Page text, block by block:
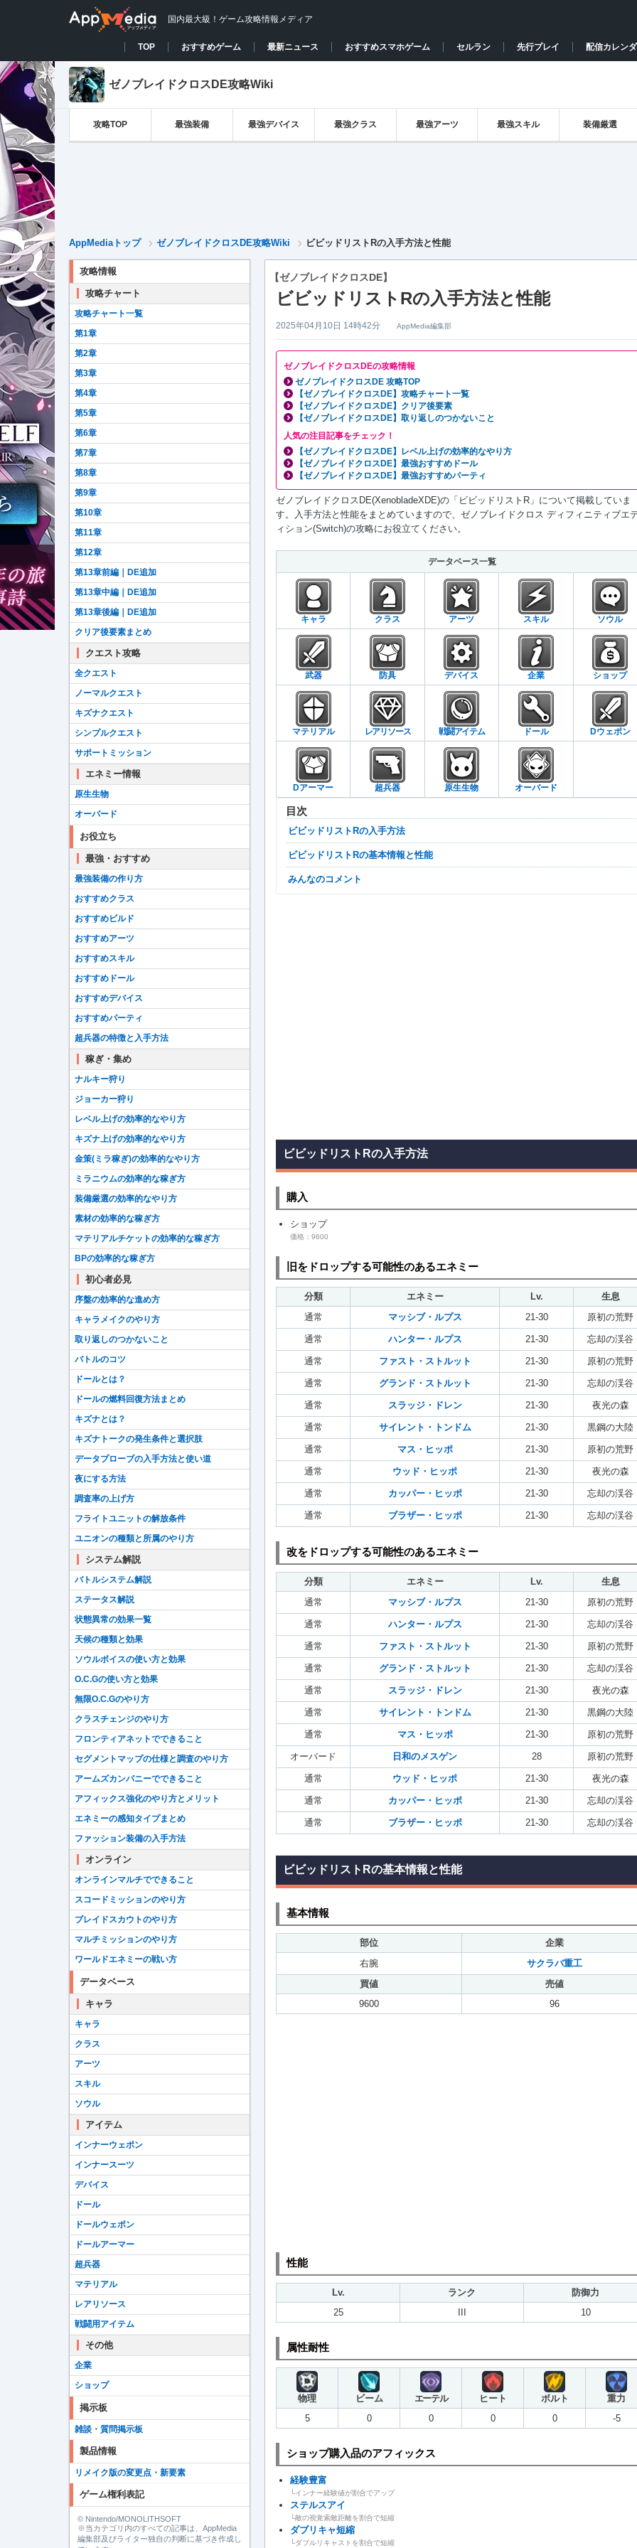
国内最大級！ゲーム攻略情報メディア
TOP おすすめゲーム 最新ニュース おすすめスマホゲーム セルラン 先行プレイ 配信カレン
ゼノブレイドクロスDE攻略Wiki
攻略TOP 最強装備 最強デバイス 最強クラス 最強アーツ 最強スキル 装備厳選
AppMediaトップ ゼノブレイドクロスDE攻略Wiki ビビッドリストRの入手方法と性能
【ゼノブレイドクロスDE】
ビビッドリストRの入手方法と性能
2025年04月10日 14時42分 AppMedia編集部
ゼノブレイドクロスDEの攻略情報
ゼノブレイドクロスDE 攻略TOP
【ゼノブレイドクロスDE】攻略チャート一覧
【ゼノブレイドクロスDE】クリア後要素
【ゼノブレイドクロスDE】取り返しのつかないこと
人気の注目記事をチェック！
【ゼノブレイドクロスDE】レベル上げの効率的なやり方
【ゼノブレイドクロスDE】最強おすすめドール
【ゼノブレイドクロスDE】最強おすすめパーティ
ゼノブレイドクロスDE(XenobladeXDE)の「ビビッドリストR」について掲載していま
す。入手方法と性能をまとめていますので、ゼノブレイドクロス ディフィニティブエ
ィション(Switch)の攻略にお役立てください。
データベース一覧
キャラ クラス アーツ スキル ソウル
武器 防具 デバイス 企業 ショップ
マテリアル レアリソース 戦闘アイテム ドール Dウェポン
Dアーマー 超兵器 原生生物 オーバード
目次
ビビッドリストRの入手方法
ビビッドリストRの基本情報と性能
みんなのコメント
ビビッドリストRの入手方法
購入
ショップ
価格：9600
旧をドロップする可能性のあるエネミー
分類 エネミー Lv.
生息
通常
マッシブ・ルプス 21-30 原初の荒野
通常 ハンター・ルプス 21-30 忘却の渓谷
通常 ファスト・ストルット 21-30 原初の荒野
通常 グランド・ストルット 21-30 忘却の渓谷
通常 スラッジ・ドレン 21-30 夜光の森
通常 サイレント・トンドム 21-30 黒鋼の大陸
通常 マス・ヒッポ 21-30 原初の荒野
通常 ウッド・ヒッポ 21-30 夜光の森
通常 カッパー・ヒッポ 21-30 忘却の渓谷
通常 ブラザー・ヒッポ 21-30 忘却の渓谷
改をドロップする可能性のあるエネミー
分類 エネミー Lv.
生息
通常
マッシブ・ルプス 21-30 原初の荒野
通常 ハンター・ルプス 21-30 忘却の渓谷
通常 ファスト・ストルット 21-30 原初の荒野
通常 グランド・ストルット 21-30 忘却の渓谷
通常 スラッジ・ドレン 21-30 夜光の森
通常 サイレント・トンドム 21-30 黒鋼の大陸
通常 マス・ヒッポ 21-30 原初の荒野
オーバード 日和のメスゲン 28 原初の荒野
通常 ウッド・ヒッポ 21-30 夜光の森
通常 カッパー・ヒッポ 21-30 忘却の渓谷
通常 ブラザー・ヒッポ 21-30 忘却の渓谷
ビビッドリストRの基本情報と性能
基本情報
部位
企業
右腕
サクラバ重工
買値
売値
9600
96
性能
Lv. ランク
防御力
25
10
属性耐性
物理 ビーム エーテル ヒート ボルト
重力
5
0 0 0 0 -5
ショップ購入品のアフィックス
経験豊富
└インナー経験値が割合でアップ
ステルスアイ
└敵の視覚索敵距離を割合で短縮
ダブリキャ短縮
└ダブルリキャストを割合で短縮
攻略情報
攻略チャート
攻略チャート一覧
第1章
第2章
第3章
第4章
第5章
第6章
第7章
第8章
第9章
第10章
第11章
第12章
第13章前編｜DE追加
第13章中編｜DE追加
第13章後編｜DE追加
クリア後要素まとめ
クエスト攻略
全クエスト
ノーマルクエスト
キズナクエスト
シンプルクエスト
サポートミッション
エネミー情報
原生生物
オーバード
お役立ち
最強・おすすめ
最強装備の作り方
おすすめクラス
おすすめビルド
おすすめアーツ
おすすめスキル
おすすめドール
おすすめデバイス
おすすめパーティ
超兵器の特徴と入手方法
稼ぎ・集め
ナルキー狩り
ジョーカー狩り
レベル上げの効率的なやり方
キズナ上げの効率的なやり方
金策(ミラ稼ぎ)の効率的なやり方
ミラニウムの効率的な稼ぎ方
装備厳選の効率的なやり方
素材の効率的な稼ぎ方
マテリアルチケットの効率的な稼ぎ方
BPの効率的な稼ぎ方
初心者必見
序盤の効率的な進め方
キャラメイクのやり方
取り返しのつかないこと
バトルのコツ
ドールとは？
ドールの燃料回復方法まとめ
キズナとは？
キズナトークの発生条件と選択肢
データプローブの入手方法と使い道
夜にする方法
調査率の上げ方
フライトユニットの解放条件
ユニオンの種類と所属のやり方
システム解説
バトルシステム解説
ステータス解説
状態異常の効果一覧
天候の種類と効果
ソウルボイスの使い方と効果
O.C.Gの使い方と効果
無限O.C.Gのやり方
クラスチェンジのやり方
フロンティアネットでできること
セグメントマップの仕様と調査のやり方
アームズカンパニーでできること
アフィックス強化のやり方とメリット
エネミーの感知タイプまとめ
ファッション装備の入手方法
オンライン
オンラインマルチでできること
スコードミッションのやり方
ブレイドスカウトのやり方
マルチミッションのやり方
ワールドエネミーの戦い方
データベース
キャラ
キャラ
クラス
アーツ
スキル
ソウル
アイテム
インナーウェポン
インナースーツ
デバイス
ドール
ドールウェポン
ドールアーマー
超兵器
マテリアル
レアリソース
戦闘用アイテム
その他
企業
ショップ
掲示板
雑談・質問掲示板
製品情報
リメイク版の変更点・新要素
ゲーム権利表記
© Nintendo/MONOLITHSOFT
※当カテゴリ内のすべての記事は、AppMedia
編集部及びライター独自の判断に基づき作成し